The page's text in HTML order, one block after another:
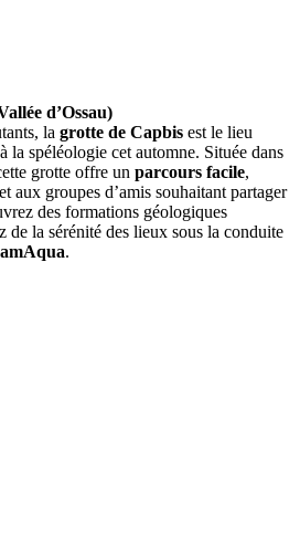
d’Ossau)
la grotte de Capbis est le lieu
la spéléologie cet automne. Située dans
grotte offre un parcours facile,
et aux groupes d’amis souhaitant partager
des formations géologiques
de la sérénité des lieux sous la conduite
.